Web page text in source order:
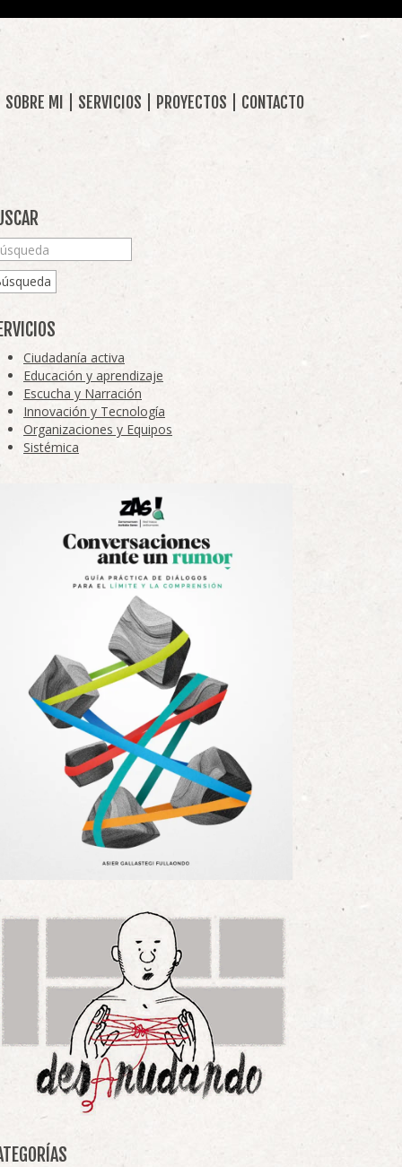
SOBRE MI SERVICIOS PROYECTOS CONTACTO
Ciudadanía activa
Educación y aprendizaje
Escucha y Narración
Innovación y Tecnología
Organizaciones y Equipos
Sistémica